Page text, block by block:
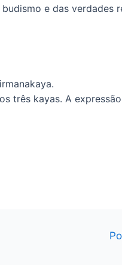
e das verdades
três kayas. A expressão